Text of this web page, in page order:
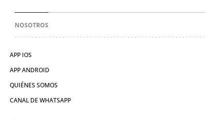
NOSOTROS
APP IOS
APP ANDROID
QUIÉNES SOMOS
CANAL DE WHATSAPP